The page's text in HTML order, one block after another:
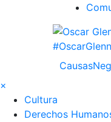
Causas
×
Cultura
Derechos